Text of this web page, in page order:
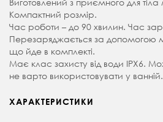
Компактний розмір.
Час роботи – до 90 хвилин. Час
Перезаряджається за допомогою
що йде в комплекті.
Має клас захисту від води IPX6.
не варто використовувати у ванній.
ХАРАКТЕРИСТИКИ